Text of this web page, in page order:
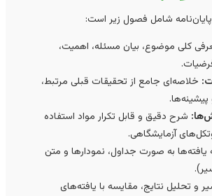
شامل فصول زیر است:
موضوع، بیان مسئله، اهمیت،
جامع از تحقیقات قبلی مرتبط،
دقیق و قابل تکرار مواد استفاده
آزمایشگاهی.
به صورت جداول، نمودارها و متن
نتایج، مقایسه با یافته‌های